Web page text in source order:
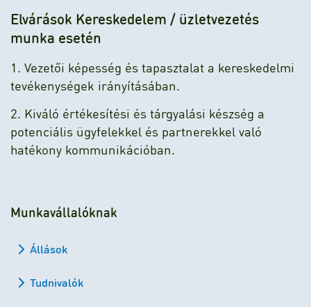
Elvárások Kereskedelem / üzletvezetés
munka esetén
1. Vezetői képesség és tapasztalat a kereskedelmi
tevékenységek irányításában.
2. Kiváló értékesítési és tárgyalási készség a
potenciális ügyfelekkel és partnerekkel való
hatékony kommunikációban.
Munkavállalóknak
Állások
Tudnivalók